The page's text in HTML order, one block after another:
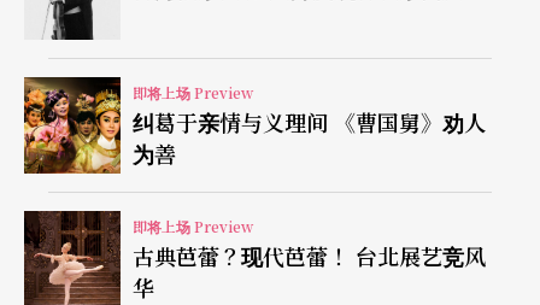
边观赏表演。每个看似正常的生活底下，多少都有
失序的成份，最后，究竟谁能拥有可以逃离现状的
关键钥匙？
即将上场 Preview
纠葛于亲情与义理间 《曹国舅》劝人
为善
即将上场 Preview
古典芭蕾？现代芭蕾！ 台北展艺竞风
华